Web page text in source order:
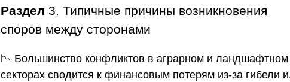
Раздел 3. Типичные причины возникновения
споров между сторонами
📉 Большинство конфликтов в аграрном и ландшафтном
секторах сводится к финансовым потерям из-за гибели